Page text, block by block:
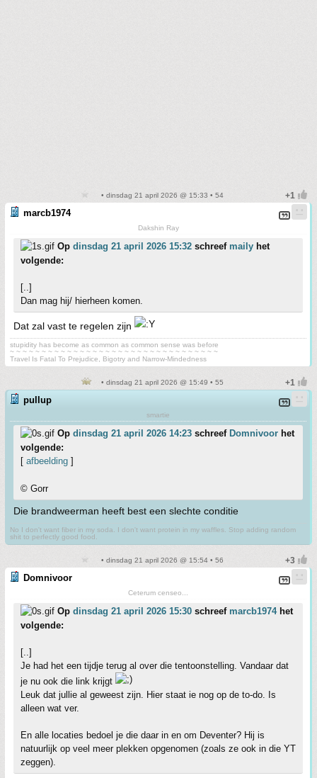
• dinsdag 21 april 2026 @ 15:33 • 54
marcb1974
Dakshin Ray
Op dinsdag 21 april 2026 15:32 schreef maily het
volgende:
[..]
Dan mag hij/ hierheen komen.
Dat zal vast te regelen zijn
stupidity has become as common as common sense was before
~ ~ ~ ~ ~ ~ ~ ~ ~ ~ ~ ~ ~ ~ ~ ~ ~ ~ ~ ~ ~ ~ ~ ~ ~ ~ ~ ~ ~ ~ ~ ~ ~
Travel Is Fatal To Prejudice, Bigotry and Narrow-Mindedness
• dinsdag 21 april 2026 @ 15:49 • 55
pullup
smartie
Op dinsdag 21 april 2026 14:23 schreef Domnivoor het
volgende:
[ afbeelding ]
© Gorr
Die brandweerman heeft best een slechte conditie
No I don't want fiber in my soda. I don't want protein in my waffles. Stop adding random
shit to perfectly good food.
• dinsdag 21 april 2026 @ 15:54 • 56
Domnivoor
Ceterum censeo...
Op dinsdag 21 april 2026 15:30 schreef marcb1974het
volgende:
[..]
Je had het een tijdje terug al over die tentoonstelling. Vandaar dat
je nu ook die link krijgt
Leuk dat jullie al geweest zijn. Hier staat ie nog op de to-do. Is
alleen wat ver.
En alle locaties bedoel je die daar in en om Deventer? Hij is
natuurlijk op veel meer plekken opgenomen (zoals ze ook in die YT
zeggen).